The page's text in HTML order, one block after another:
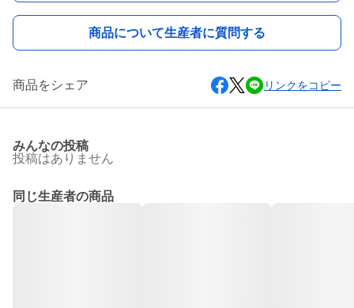
商品について生産者に質問する
商品をシェア リンクをコピー
みんなの投稿
投稿はありません
同じ生産者の商品